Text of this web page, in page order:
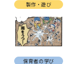
製作・遊び
保育者の学び